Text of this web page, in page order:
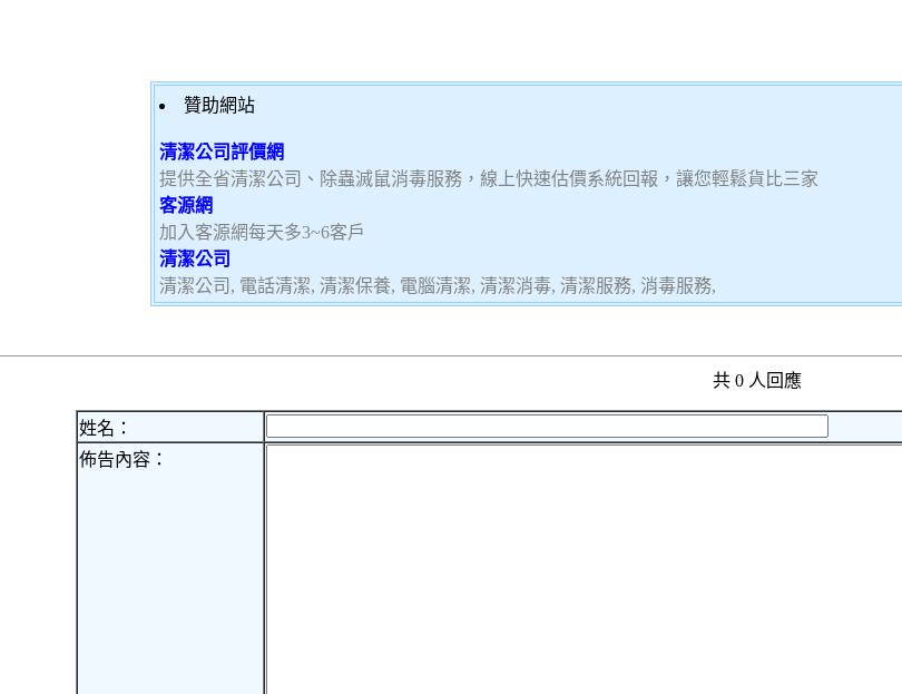
贊助網站
清潔公司評價網
提供全省清潔公司、除蟲滅鼠消毒服務，線上快速估價系統回報，讓您輕鬆貨比三家
客源網
加入客源網每天多3~6客戶
清潔公司
清潔公司, 電話清潔, 清潔保養, 電腦清潔, 清潔消毒, 清潔服務, 消毒服務,
共 0 人回應
姓名：
佈告內容：